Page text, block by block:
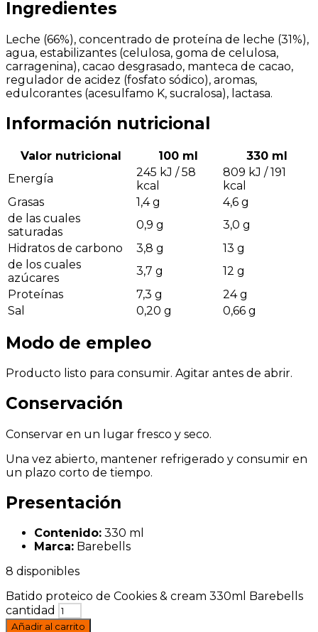
Ingredientes
Leche (66%), concentrado de proteína de leche (31%),
agua, estabilizantes (celulosa, goma de celulosa,
carragenina), cacao desgrasado, manteca de cacao,
regulador de acidez (fosfato sódico), aromas,
edulcorantes (acesulfamo K, sucralosa), lactasa.
Información nutricional
Valor nutricional 100 ml
330 ml
Energía
245 kJ / 58
kcal
809 kJ / 191
kcal
Grasas
1,4 g
4,6 g
de las cuales
saturadas
0,9 g
3,0 g
Hidratos de carbono
3,8 g
13 g
de los cuales
azúcares
3,7 g
12 g
Proteínas
7,3 g
24 g
Sal
0,20 g 0,66 g
Modo de empleo
Producto listo para consumir. Agitar antes de abrir.
Conservación
Conservar en un lugar fresco y seco.
Una vez abierto, mantener refrigerado y consumir en
un plazo corto de tiempo.
Presentación
Contenido: 330 ml
Marca: Barebells
8 disponibles
Batido proteico de Cookies & cream 330ml Barebells
cantidad
Añadir al carrito